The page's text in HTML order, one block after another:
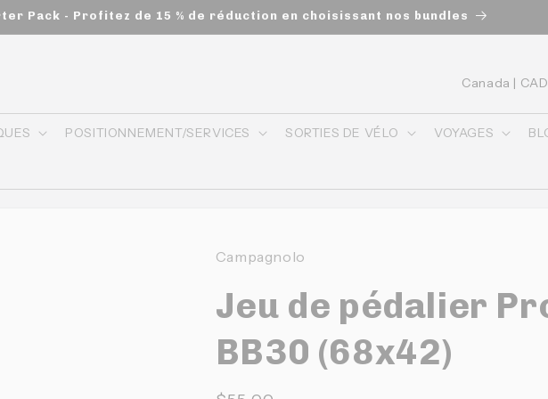
Pack - Profitez de 15 % de réduction en choisissant nos bundles
POSITIONNEMENT/SERVICES SORTIES DE VÉLO VOYAGES
P
a
y
/
i
n
Campagnolo
Jeu de pédalier
BB30 (68x42)